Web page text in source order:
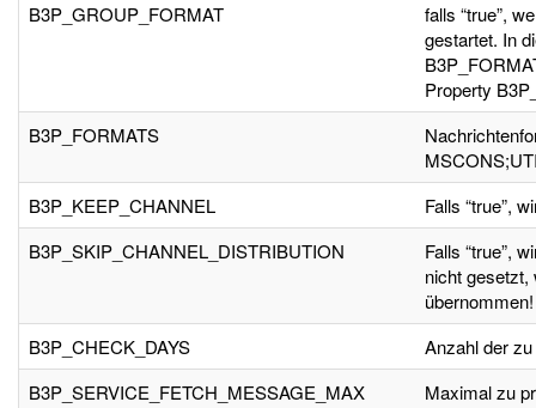
B3P_GROUP_FORMAT
falls “true”,
gestartet. In
Property
B3P_FORMATS
B3P_KEEP_CHANNEL
Falls “true”,
B3P_SKIP_CHANNEL_DISTRIBUTION
Falls “true”,
nicht
übernommen!
B3P_CHECK_DAYS
Anzahl der
B3P_SERVICE_FETCH_MESSAGE_MAX
Maximal zu